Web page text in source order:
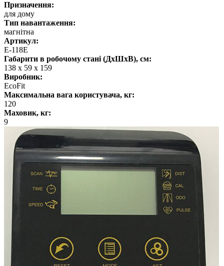
Призначення:
для дому
Тип навантаження:
магнітна
Артикул:
E-118Е
Габарити в робочому стані (ДхШхВ), см:
138 x 59 x 159
Виробник:
EcoFit
Максимальна вага користувача, кг:
120
Маховик, кг:
9